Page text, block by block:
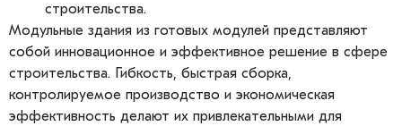
строительства.
Модульные здания из готовых модулей представляют
собой инновационное и эффективное решение в сфере
строительства. Гибкость, быстрая сборка,
контролируемое производство и экономическая
эффективность делают их привлекательными для